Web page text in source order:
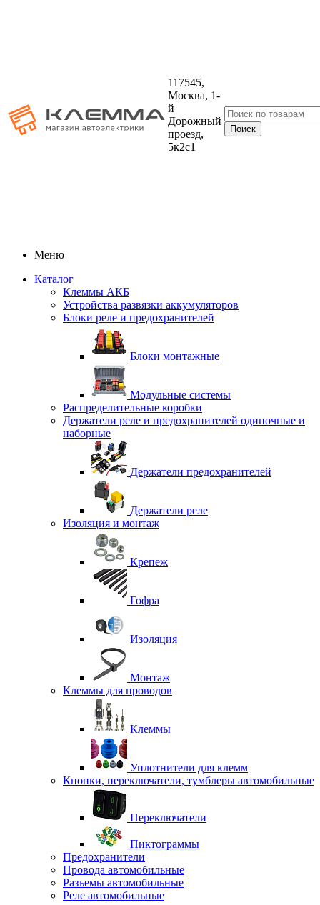
117545,
Москва, 1-
й
Дорожный
проезд,
5к2с1
Меню
Каталог
Клеммы АКБ
Устройства развязки аккумуляторов
Блоки реле и предохранителей
Блоки монтажные
Модульные системы
Распределительные коробки
Держатели реле и предохранителей одиночные и
наборные
Держатели предохранителей
Держатели реле
Изоляция и монтаж
Крепеж
Гофра
Изоляция
Монтаж
Клеммы для проводов
Клеммы
Уплотнители для клемм
Кнопки, переключатели, тумблеры автомобильные
Переключатели
Пиктограммы
Предохранители
Провода автомобильные
Разъемы автомобильные
Реле автомобильные